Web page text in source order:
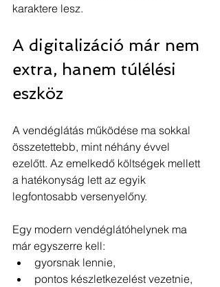
karaktere lesz.
A digitalizáció már nem
extra, hanem túlélési
eszköz
A vendéglátás működése ma sokkal
összetettebb, mint néhány évvel
ezelőtt. Az emelkedő költségek mellett
a hatékonyság lett az egyik
legfontosabb versenyelőny.
Egy modern vendéglátóhelynek ma
már egyszerre kell:
gyorsnak lennie,
pontos készletkezelést vezetnie,